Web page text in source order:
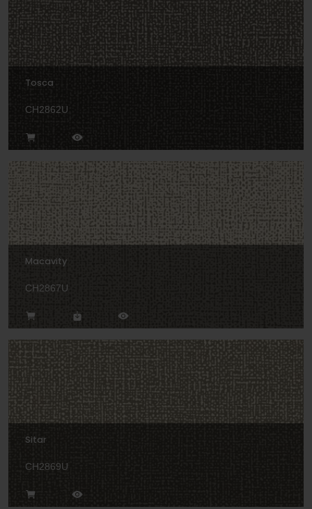
Tosca
CH2862U
Macavity
CH2867U
Sitar
CH2869U